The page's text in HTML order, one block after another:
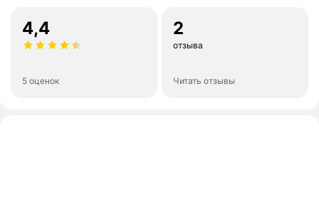
защитная пленка на смартфон
Сяоми Редми Нот 11 4Г и 11С
4,4
5 оценок
2
отзыва
Читать отзывы